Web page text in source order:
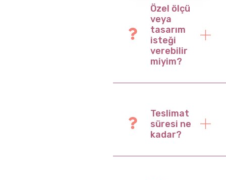
Özel ölçü
veya
tasarım
isteği
verebilir
miyim?
Teslimat
süresi ne
kadar?